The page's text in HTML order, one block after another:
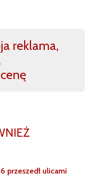
reklama,
przeszedł ulicami